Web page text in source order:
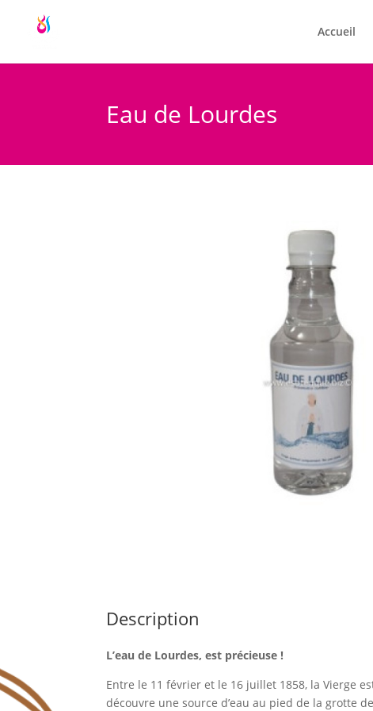
Accueil
Eau de Lourdes
Description
L’eau de Lourdes, est précieuse !
Entre le 11 février et le 16 juillet 1858, la Vierge
découvre une source d’eau au pied de la grotte